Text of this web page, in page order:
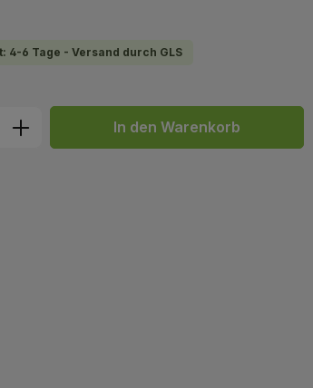
6 Tage - Versand durch GLS
den gewünschten Wert
In den Warenkorb